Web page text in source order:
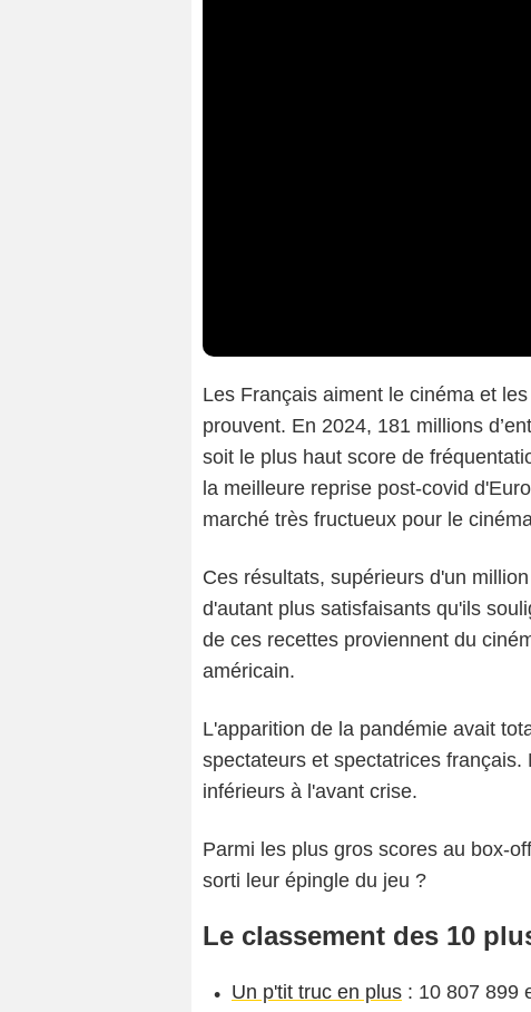
Les Français aiment le cinéma et
prouvent. En 2024, 181 millions
soit le plus haut score de
la meilleure reprise post-covid
marché très fructueux pour le
Ces résultats, supérieurs d'un
d'autant plus satisfaisants qu'ils
de ces recettes proviennent du
américain.
L'apparition de la pandémie avait
spectateurs et spectatrices
inférieurs à l'avant crise.
Parmi les plus gros scores au box-
sorti leur épingle du jeu ?
Le classement des 10
Un p'tit truc en plus : 10 807 899